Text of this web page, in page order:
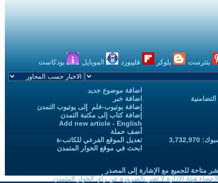
بنترست بلوكر فليبورد الموبايل بودكاست
اضافة موضوع جديد
اضافة خبر
إضافة يوتيوب-فلم إلى يوتيوب التمدن
إضافة كتاب إلى مكتبة التمدن
Add new article - English
أضف حملة
تعديل الموقع الفرعي للكاتب-ة
ابحث في موقع الحوار المتمدن
متاحة للجميع مع الإشارة إلى المصدر
هيئة الادارة لا تعبر بالضرورة عن رأي الحوار المتمدن